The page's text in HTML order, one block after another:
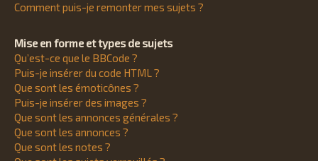
Comment puis-je remonter mes sujets ?
Mise en forme et types de sujets
Qu’est-ce que le BBCode ?
Puis-je insérer du code HTML ?
Que sont les émoticônes ?
Puis-je insérer des images ?
Que sont les annonces générales ?
Que sont les annonces ?
Que sont les notes ?